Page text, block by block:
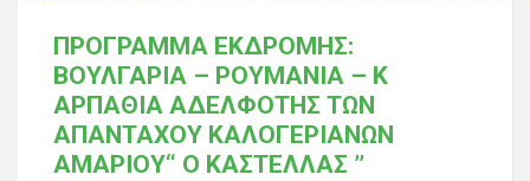
ΠΡΟΓΡΑΜΜΑ ΕΚΔΡΟΜΗΣ:
ΒΟΥΛΓΑΡΙΑ – ΡΟΥΜΑΝΙΑ – Κ
ΑΡΠΑΘΙΑ ΑΔΕΛΦΟΤΗΣ ΤΩΝ
ΑΠΑΝΤΑΧΟΥ ΚΑΛΟΓΕΡΙΑΝΩΝ
ΑΜΑΡΙΟΥ“ Ο ΚΑΣΤΕΛΛΑΣ ’’